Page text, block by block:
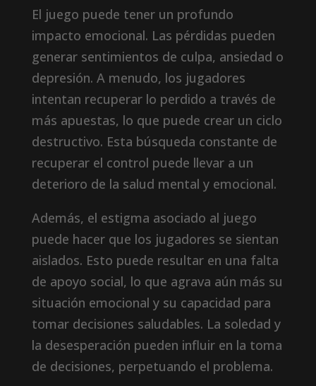
El juego puede tener un profundo
impacto emocional. Las pérdidas pueden
generar sentimientos de culpa, ansiedad o
depresión. A menudo, los jugadores
intentan recuperar lo perdido a través de
más apuestas, lo que puede crear un ciclo
destructivo. Esta búsqueda constante de
recuperar el control puede llevar a un
deterioro de la salud mental y emocional.
Además, el estigma asociado al juego
puede hacer que los jugadores se sientan
aislados. Esto puede resultar en una falta
de apoyo social, lo que agrava aún más su
situación emocional y su capacidad para
tomar decisiones saludables. La soledad y
la desesperación pueden influir en la toma
de decisiones, perpetuando el problema.